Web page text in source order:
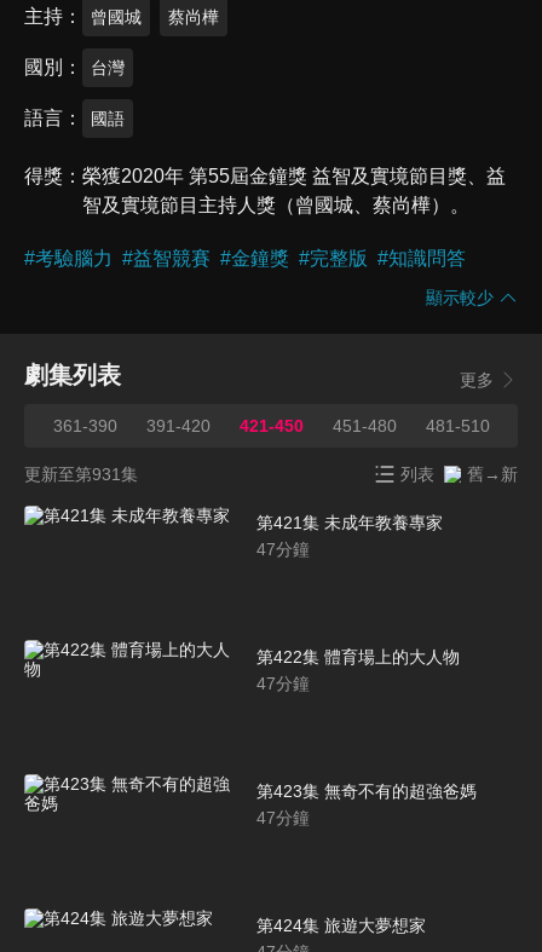
主持 曾國城 蔡尚樺
國別 台灣
語言 國語
得獎
榮獲2020年 第55屆金鐘獎 益智及實境節目獎、益
智及實境節目主持人獎（曾國城、蔡尚樺）。
#考驗腦力 #益智競賽 #金鐘獎 #完整版 #知識問答
顯示較少
劇集列表 更多
361-390 391-420 421-450 451-480 481-510
更新至第931集 列表 舊→新
第421集 未成年教養專家
47分鐘
第422集 體育場上的大人物
47分鐘
第423集 無奇不有的超強爸媽
47分鐘
第424集 旅遊大夢想家